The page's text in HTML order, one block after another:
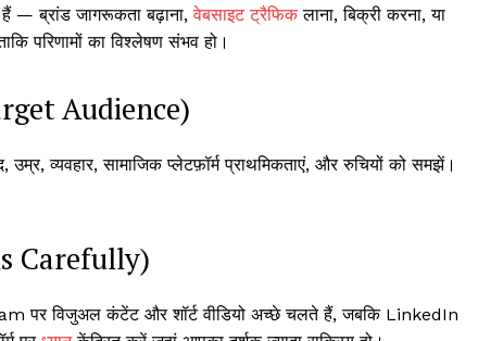
— ब्रांड जागरूकता बढ़ाना,वेबसाइट ट्रैफिक लाना, बिक्री करना, या
परिणामों का विश्लेषण संभव हो।
Audience)
व्यवहार, सामाजिक प्लेटफ़ॉर्म प्राथमिकताएं, और रुचियों को समझें।
Carefully)
पर विजुअल कंटेंट और शॉर्ट वीडियो अच्छे चलते हैं, जबकि LinkedIn